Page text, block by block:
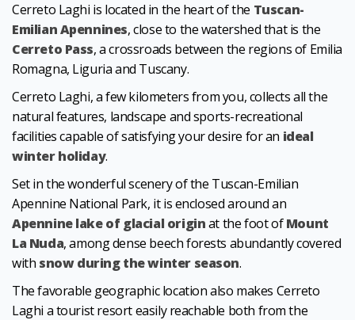
Cerreto Laghi is located in the heart of the Tuscan-
Emilian Apennines, close to the watershed that is the
Cerreto Pass, a crossroads between the regions of Emilia
Romagna, Liguria and Tuscany.
Cerreto Laghi, a few kilometers from you, collects all the
natural features, landscape and sports-recreational
facilities capable of satisfying your desire for an ideal
winter holiday.
Set in the wonderful scenery of the Tuscan-Emilian
Apennine National Park, it is enclosed around an
Apennine lake of glacial originat the foot ofMount
La Nuda, among dense beech forests abundantly covered
with snow during the winter season.
The favorable geographic location also makes Cerreto
Laghi a tourist resort easily reachable both from the